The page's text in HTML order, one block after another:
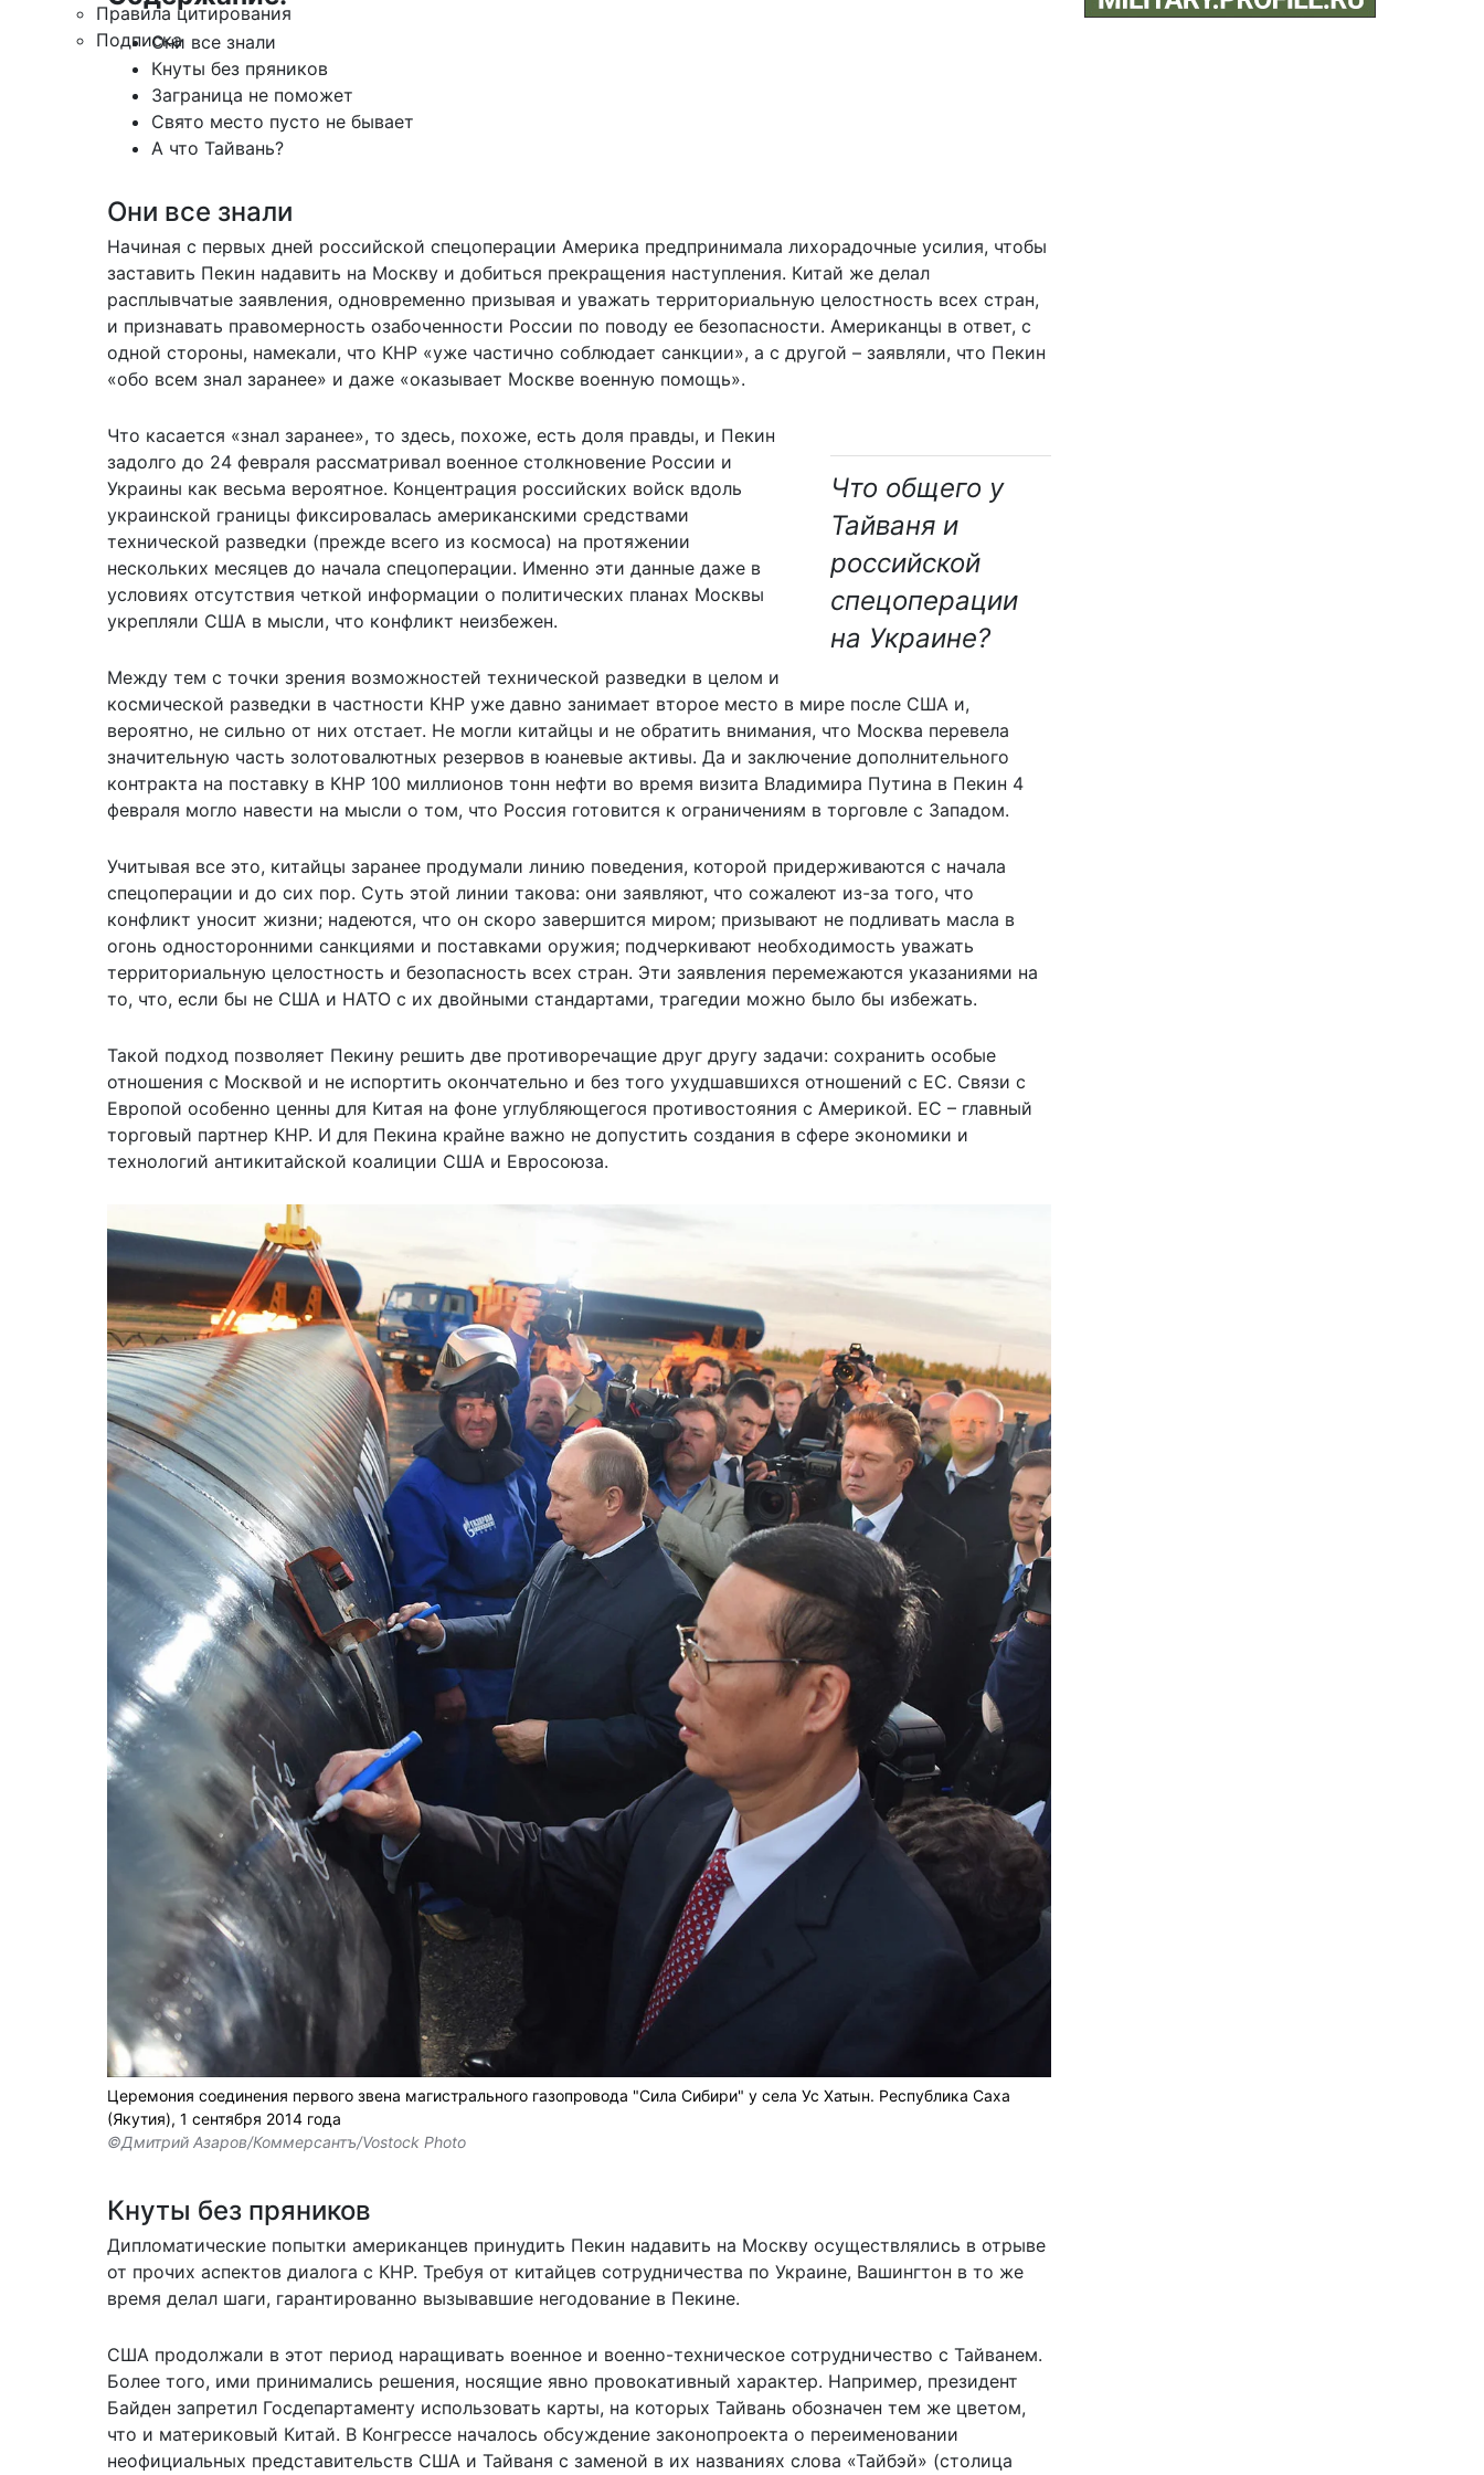
Правила цитирования
ПодпискаОни все знали
Кнуты без пряников
Заграница не поможет
Свято место пусто не бывает
А что Тайвань?
Они все знали
Начиная с первых дней российской спецоперации Америка предпринимала лихорадочные усилия, чтобы
заставить Пекин надавить на Москву и добиться прекращения наступления. Китай же делал
расплывчатые заявления, одновременно призывая и уважать территориальную целостность всех стран,
и признавать правомерность озабоченности России по поводу ее безопасности. Американцы в ответ, с
одной стороны, намекали, что КНР «уже частично соблюдает санкции», а с другой – заявляли, что Пекин
«обо всем знал заранее» и даже «оказывает Москве военную помощь».
Что общего у
Тайваня и
российской
спецоперации
на Украине?
Что касается «знал заранее», то здесь, похоже, есть доля правды, и Пекин
задолго до 24 февраля рассматривал военное столкновение России и
Украины как весьма вероятное. Концентрация российских войск вдоль
украинской границы фиксировалась американскими средствами
технической разведки (прежде всего из космоса) на протяжении
нескольких месяцев до начала спецоперации. Именно эти данные даже в
условиях отсутствия четкой информации о политических планах Москвы
укрепляли США в мысли, что конфликт неизбежен.
Между тем с точки зрения возможностей технической разведки в целом и
космической разведки в частности КНР уже давно занимает второе место в мире после США и,
вероятно, не сильно от них отстает. Не могли китайцы и не обратить внимания, что Москва перевела
значительную часть золотовалютных резервов в юаневые активы. Да и заключение дополнительного
контракта на поставку в КНР 100 миллионов тонн нефти во время визита Владимира Путина в Пекин 4
февраля могло навести на мысли о том, что Россия готовится к ограничениям в торговле с Западом.
Учитывая все это, китайцы заранее продумали линию поведения, которой придерживаются с начала
спецоперации и до сих пор. Суть этой линии такова: они заявляют, что сожалеют из-за того, что
конфликт уносит жизни; надеются, что он скоро завершится миром; призывают не подливать масла в
огонь односторонними санкциями и поставками оружия; подчеркивают необходимость уважать
территориальную целостность и безопасность всех стран. Эти заявления перемежаются указаниями на
то, что, если бы не США и НАТО с их двойными стандартами, трагедии можно было бы избежать.
Такой подход позволяет Пекину решить две противоречащие друг другу задачи: сохранить особые
отношения с Москвой и не испортить окончательно и без того ухудшавшихся отношений с ЕС. Связи с
Европой особенно ценны для Китая на фоне углубляющегося противостояния с Америкой. ЕС – главный
торговый партнер КНР. И для Пекина крайне важно не допустить создания в сфере экономики и
технологий антикитайской коалиции США и Евросоюза.
Церемония соединения первого звена магистрального газопровода "Сила Сибири" у села Ус Хатын. Республика Саха
(Якутия), 1 сентября 2014 года
©Дмитрий Азаров/Коммерсантъ/Vostock Photo
Кнуты без пряников
Дипломатические попытки американцев принудить Пекин надавить на Москву осуществлялись в отрыве
от прочих аспектов диалога с КНР. Требуя от китайцев сотрудничества по Украине, Вашингтон в то же
время делал шаги, гарантированно вызывавшие негодование в Пекине.
США продолжали в этот период наращивать военное и военно-техническое сотрудничество с Тайванем.
Более того, ими принимались решения, носящие явно провокативный характер. Например, президент
Байден запретил Госдепартаменту использовать карты, на которых Тайвань обозначен тем же цветом,
что и материковый Китай. В Конгрессе началось обсуждение законопроекта о переименовании
неофициальных представительств США и Тайваня с заменой в их названиях слова «Тайбэй» (столица